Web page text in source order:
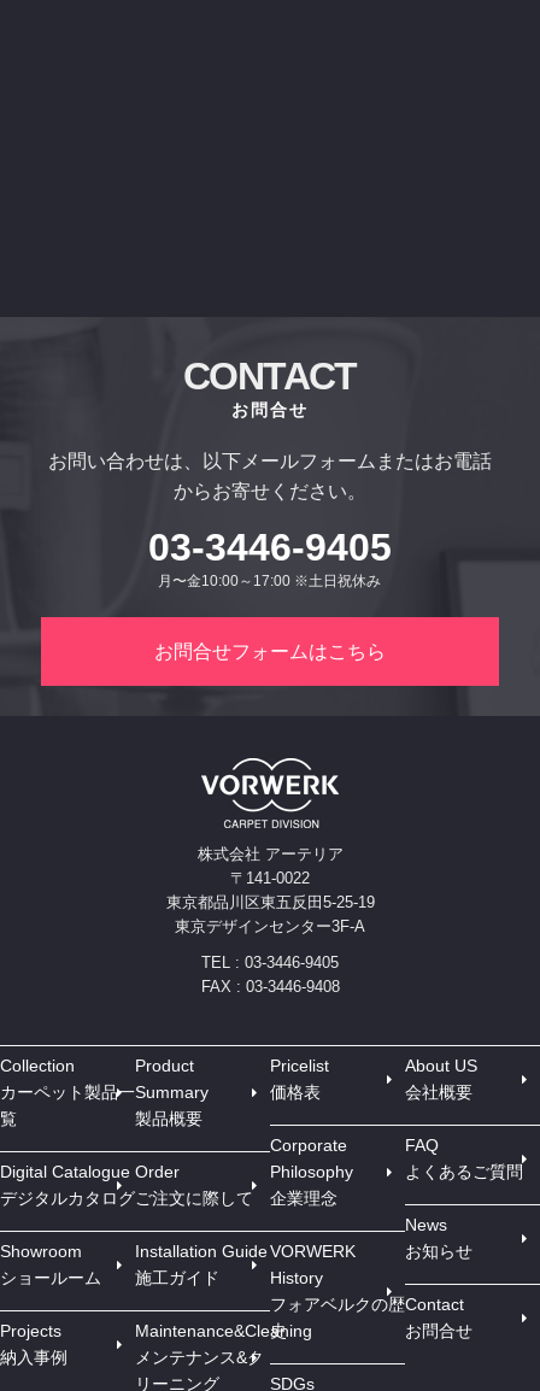
CONTACT
お問合せ
お問い合わせは、以下メールフォームまたはお電話
からお寄せください。
03-3446-9405
月〜金10:00～17:00 ※土日祝休み
お問合せフォームはこちら
株式会社 アーテリア
〒141-0022
東京都品川区東五反田5-25-19
東京デザインセンター3F-A
TEL : 03-3446-9405
FAX : 03-3446-9408
Collection
カーペット製品一
覧
Digital Catalogue
デジタルカタログ
Showroom
ショールーム
Projects
納入事例
Product
Summary
製品概要
Order
ご注文に際して
Installation Guide
施工ガイド
Maintenance&Cleaning
メンテナンス&ク
リーニング
Pricelist
価格表
Corporate
Philosophy
企業理念
VORWERK
History
フォアベルクの歴
史
SDGs
About US
会社概要
FAQ
よくあるご質問
News
お知らせ
Contact
お問合せ